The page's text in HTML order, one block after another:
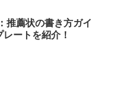
推薦状の書き方ガイ
レートを紹介！